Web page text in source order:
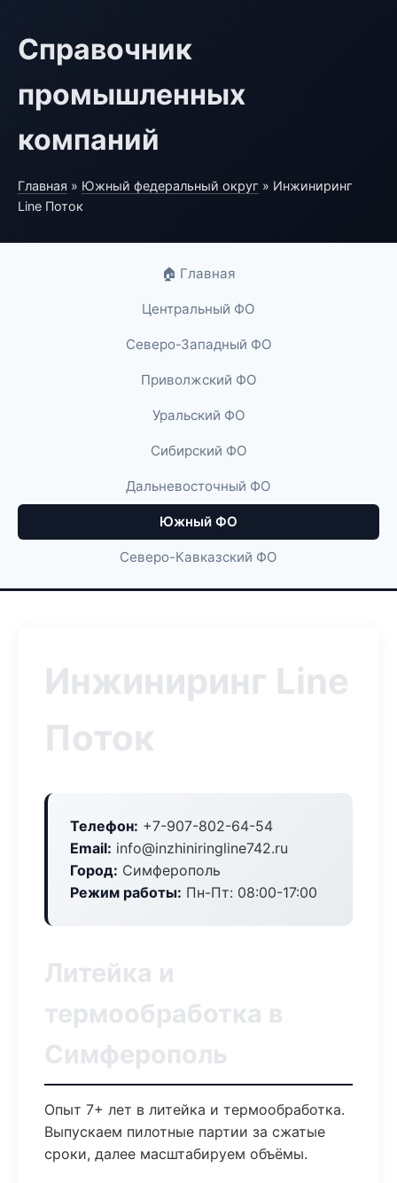
Справочник
промышленных
компаний
Главная » Южный федеральный округ » Инжиниринг
Line Поток
🏠 Главная
Центральный ФО
Северо-Западный ФО
Приволжский ФО
Уральский ФО
Сибирский ФО
Дальневосточный ФО
Южный ФО
Северо-Кавказский ФО
Инжиниринг Line
Поток
Телефон: +7-907-802-64-54
Email: info@inzhiniringline742.ru
Город: Симферополь
Режим работы: Пн-Пт: 08:00-17:00
Литейка и
термообработка в
Симферополь
Опыт 7+ лет в литейка и термообработка.
Выпускаем пилотные партии за сжатые
сроки, далее масштабируем объёмы.